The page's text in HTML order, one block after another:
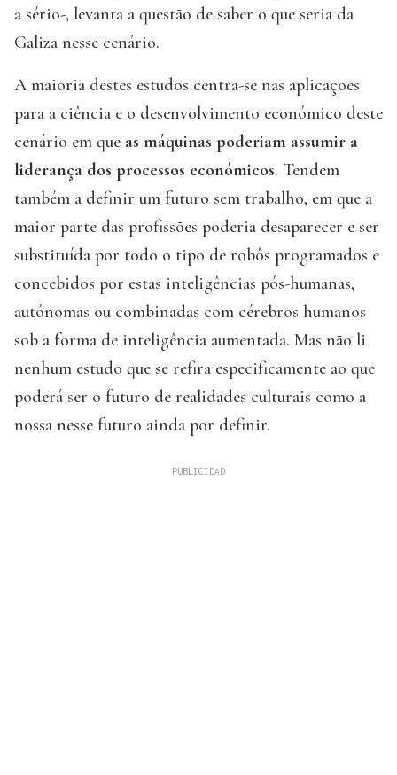
a sério-, levanta a questão de saber o que seria da
Galiza nesse cenário.
A maioria destes estudos centra-se nas aplicações
para a ciência e o desenvolvimento económico deste
cenário em que as máquinas poderiam assumir a
liderança dos processos económicos. Tendem
também a definir um futuro sem trabalho, em que a
maior parte das profissões poderia desaparecer e ser
substituída por todo o tipo de robôs programados e
concebidos por estas inteligências pós-humanas,
autónomas ou combinadas com cérebros humanos
sob a forma de inteligência aumentada. Mas não li
nenhum estudo que se refira especificamente ao que
poderá ser o futuro de realidades culturais como a
nossa nesse futuro ainda por definir.